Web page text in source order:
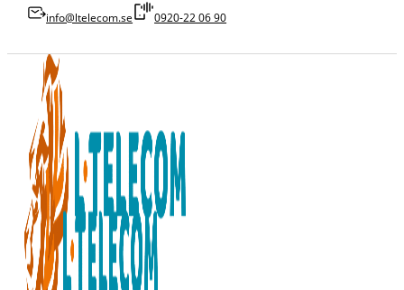
info@ltelecom.se 0920-22 06 90